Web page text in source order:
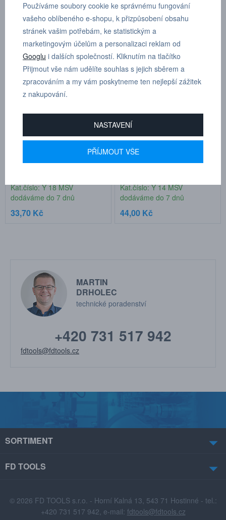
skladem
62,70 Kč
Kat.číslo: Y 12 MSV
skladem
107,30 Kč
Y - šroubení, 3x vnitřní 1/8"
Kat.číslo: Y 18 MSV
dodáváme do 7 dnů
33,70 Kč
Y - šroubení, 3x vnitřní 1/4"
Kat.číslo: Y 14 MSV
dodáváme do 7 dnů
44,00 Kč
MARTIN
DRHOLEC
technické poradenství
+420 731 517 942
fdtools@fdtools.cz
SORTIMENT
FD TOOLS
© 2026 FD TOOLS s.r.o. - Horní Kalná 13, 543 71 Hostinné - tel.:
+420 731 517 942, e-mail: fdtools@fdtools.cz
Používáme soubory cookie ke správnému fungování
vašeho oblíbeného e-shopu, k přizpůsobení obsahu
stránek vašim potřebám, ke statistickým a
marketingovým účelům a personalizaci reklam od
Googlu i dalších společností. Kliknutím na tlačítko
Přijmout vše nám udělíte souhlas s jejich sběrem a
zpracováním a my vám poskytneme ten nejlepší zážitek
z nakupování.
NASTAVENÍ
PŘÍJMOUT VŠE